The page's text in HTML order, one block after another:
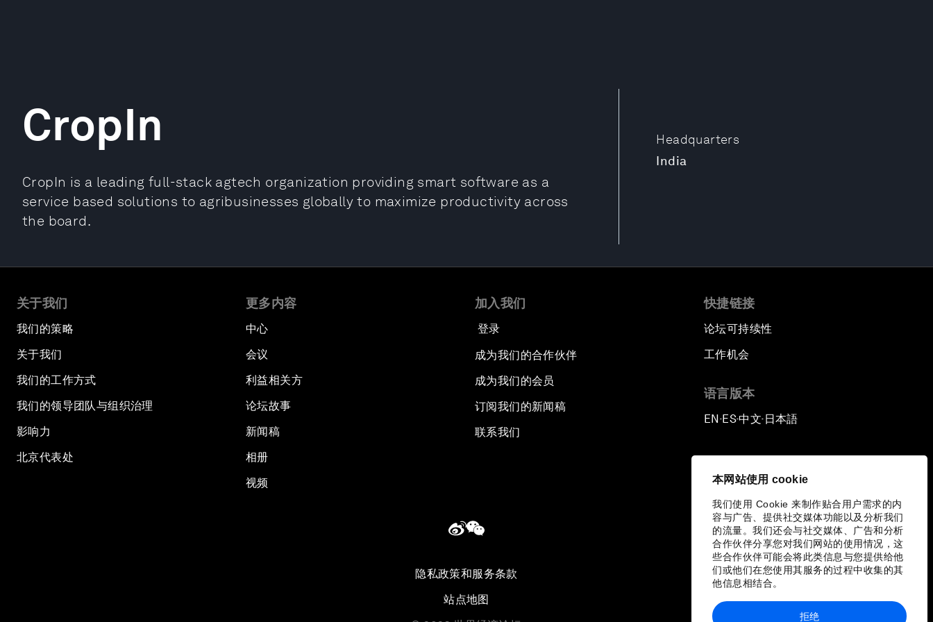
本网站使用 cookie
我们使用 Cookie 来制作贴合用户需求的内
容与广告、提供社交媒体功能以及分析我们
的流量。我们还会与社交媒体、广告和分析
合作伙伴分享您对我们网站的使用情况，这
些合作伙伴可能会将此类信息与您提供给他
们或他们在您使用其服务的过程中收集的其
他信息相结合。
拒绝
Headquarters
India
CropIn
CropIn is a leading full-stack agtech organization providing smart software as a
service based solutions to agribusinesses globally to maximize productivity across
the board.
关于我们
我们的策略
关于我们
我们的工作方式
我们的领导团队与组织治理
影响力
北京代表处
更多内容
中心
会议
利益相关方
论坛故事
新闻稿
相册
视频
加入我们
登录
成为我们的合作伙伴
成为我们的会员
订阅我们的新闻稿
联系我们
快捷链接
论坛可持续性
工作机会
语言版本
EN ▪ES▪中文▪ 日本語
隐私政策和服务条款
站点地图